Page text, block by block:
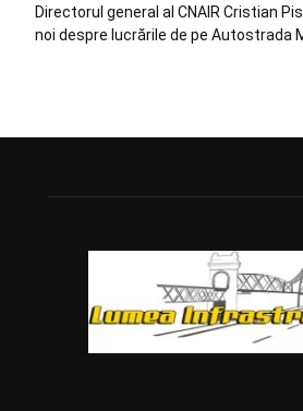
Directorul general al CNAIR Cristian
noi despre lucrările de pe Autostrada